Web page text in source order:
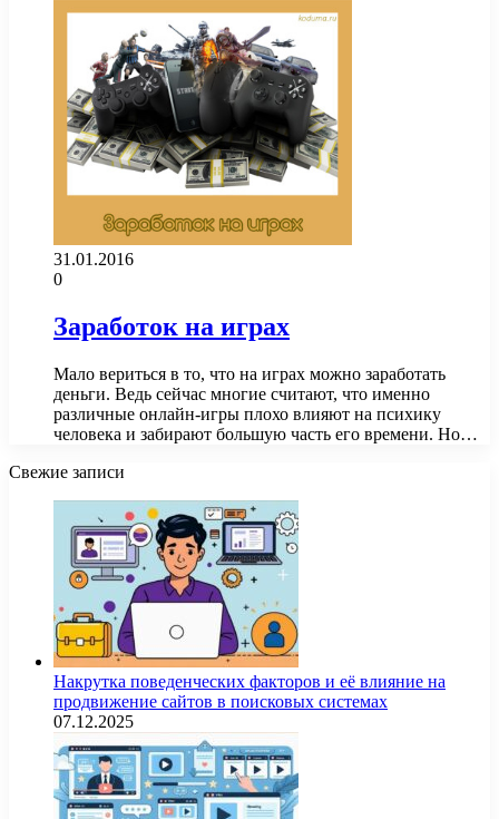
31.01.2016
0
Заработок на играх
Мало вериться в то, что на играх можно заработать
деньги. Ведь сейчас многие считают, что именно
различные онлайн-игры плохо влияют на психику
человека и забирают большую часть его времени. Но…
Свежие записи
Накрутка поведенческих факторов и её влияние на
продвижение сайтов в поисковых системах
07.12.2025